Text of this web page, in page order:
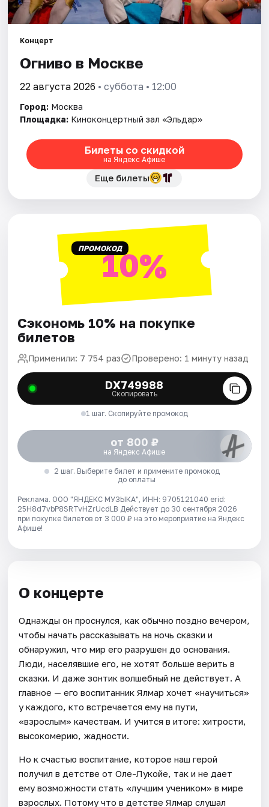
Площадки
Артисты
Рейтинги
Концерт
Огниво в Москве
22 августа 2026 • суббота • 12:00
Город: Москва
Площадка: Киноконцертный зал «Эльдар»
Билеты со скидкой
на Яндекс Афише
Еще билеты
ПРОМОКОД10%
Сэкономь 10% на покупке
билетов
Применили: 7 754 раз Проверено: 1 минуту назад
DX749988
Скопировать
1 шаг. Скопируйте промокод
от 800 ₽
на Яндекс Афише
2 шаг. Выберите билет и примените промокод
до оплаты
Реклама. ООО "ЯНДЕКС МУЗЫКА", ИНН: 9705121040 erid:
25H8d7vbP8SRTvHZrUcdLB Действует до 30 сентября 2026
при покупке билетов от 3 000 ₽ на это мероприятие на Яндекс
Афише!
О концерте
Однажды он проснулся, как обычно поздно вечером,
чтобы начать рассказывать на ночь сказки и
обнаружил, что мир его разрушен до основания.
Люди, населявшие его, не хотят больше верить в
сказки. И даже зонтик волшебный не действует. А
главное — его воспитанник Ялмар хочет «научиться»
у каждого, кто встречается ему на пути,
«взрослым» качествам. И учится в итоге: хитрости,
высокомерию, жадности.
Но к счастью воспитание, которое наш герой
получил в детстве от Оле-Лукойе, так и не дает
ему возможности стать «лучшим учеником» в мире
взрослых. Потому что в детстве Ялмар слушал